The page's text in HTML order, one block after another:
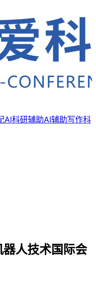
AI科研辅助AI辅助写作科
人技术国际会